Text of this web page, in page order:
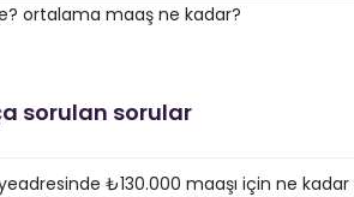
ortalama maaş ne kadar?
sorulan sorular
₺130.000 maaşı için ne